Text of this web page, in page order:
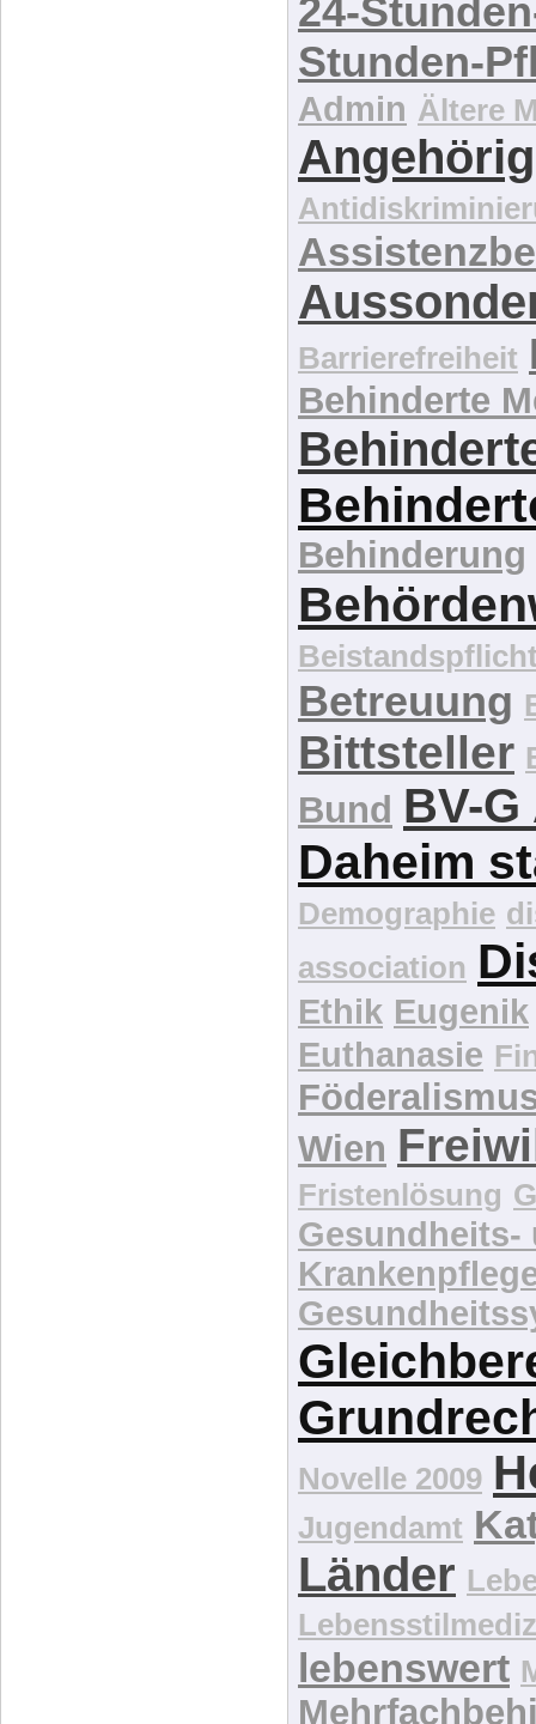
Admin Ältere
Barrierefreiheit
Behinderte
Behinderung
Betreuung
Bittsteller
Bund BV-
Daheim
Demographie
association
Ethik Eugenik
Euthanasie
Wien
Fristenlösung
Gesundheits-
Novelle 2009
Jugendamt
Länder
lebenswert